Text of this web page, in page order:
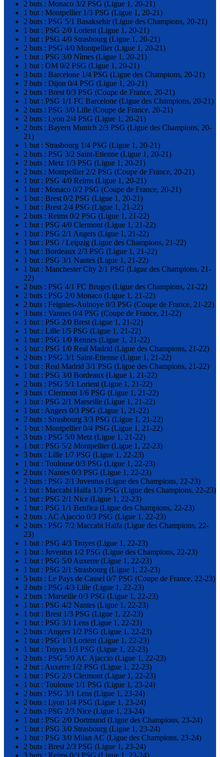
2 buts : Monaco 3/2 PSG (Ligue 1, 20-21)
1 but : Montpellier 1/3 PSG (Ligue 1, 20-21)
2 buts : PSG 5/1 Basaksehir (Ligue des Champions, 20-21)
1 but : PSG 2/0 Lorient (Ligue 1, 20-21)
1 but : PSG 4/0 Strasbourg (Ligue 1, 20-21)
2 buts : PSG 4/0 Montpellier (Ligue 1, 20-21)
1 but : PSG 3/0 Nîmes (Ligue 1, 20-21)
1 but : OM 0/2 PSG (Ligue 1, 20-21)
3 buts : Barcelone 1/4 PSG (Ligue des Champions, 20-21)
2 buts : Dijon 0/4 PSG (Ligue 1, 20-21)
2 buts : Brest 0/3 PSG (Coupe de France, 20-21)
1 but : PSG 1/1 FC Barcelone (Ligue des Champions, 20-21)
2 buts : PSG 3/0 Lille (Coupe de France, 20-21)
2 buts : Lyon 2/4 PSG (Ligue 1, 20-21)
2 buts : Bayern Munich 2/3 PSG (Ligue des Champions, 20-
21)
1 but : Strasbourg 1/4 PSG (Ligue 1, 20-21)
2 buts : PSG 3/2 Saint-Etienne (Ligue 1, 20-21)
2 buts : Metz 1/3 PSG (Ligue 1, 20-21)
2 buts : Montpellier 2/2 PSG (Coupe de France, 20-21)
1 but : PSG 4/0 Reims (Ligue 1, 20-21)
1 but : Monaco 0/2 PSG (Coupe de France, 20-21)
1 but : Brest 0/2 PSG (Ligue 1, 20-21)
1 but : Brest 2/4 PSG (Ligue 1, 21-22)
2 buts : Reims 0/2 PSG (Ligue 1, 21-22)
1 but : PSG 4/0 Clermont (Ligue 1, 21-22)
1 but : PSG 2/1 Angers (Ligue 1, 21-22)
1 but : PSG / Leipzig (Ligue des Champions, 21-22)
1 but : Bordeaux 2/3 PSG (Ligue 1, 21-22)
1 but : PSG 3/1 Nantes (Ligue 1, 21-22)
1 but : Manchester City 2/1 PSG (Ligue des Champions, 21-
22)
2 buts : PSG 4/1 FC Bruges (Ligue des Champions, 21-22)
2 buts : PSG 2/0 Monaco (Ligue 1, 21-22)
2 buts : Feignies-Aulnoye 0/3 PSG (Coupe de France, 21-22)
3 buts : Vannes 0/4 PSG (Coupe de France, 21-22)
1 but : PSG 2/0 Brest (Ligue 1, 21-22)
1 but : Lille 1/5 PSG (Ligue 1, 21-22)
1 but : PSG 1/0 Rennes (Ligue 1, 21-22)
1 but : PSG 1/0 Real Madrid (Ligue des Champions, 21-22)
2 buts : PSG 3/1 Saint-Etienne (Ligue 1, 21-22)
1 but : Real Madrid 3/1 PSG (Ligue des Champions, 21-22)
1 but : PSG 3/0 Bordeaux (Ligue 1, 21-22)
2 buts : PSG 5/1 Lorient (Ligue 1, 21-22)
3 buts : Clermont 1/6 PSG (Ligue 1, 21-22)
1 but : PSG 2/1 Marseille (Ligue 1, 21-22)
1 but : Angers 0/3 PSG (Ligue 1, 21-22)
2 buts : Strasbourg 3/3 PSG (Ligue 1, 21-22)
1 but : Montpellier 0/4 PSG (Ligue 1, 21-22)
3 buts : PSG 5/0 Metz (Ligue 1, 21-22)
1 but : PSG 5/2 Montpellier (Ligue 1, 22-23)
3 buts : Lille 1/7 PSG (Ligue 1, 22-23)
1 but : Toulouse 0/3 PSG (Ligue 1, 22-23)
2 buts : Nantes 0/3 PSG (Ligue 1, 22-23)
2 buts : PSG 2/1 Juventus (Ligue des Champions, 22-23)
1 but : Maccabi Haïfa 1/3 PSG (Ligue des Champions, 22-23)
1 but : PSG 2/1 Nice (Ligue 1, 22-23)
1 but : PSG 1/1 Benfica (Ligue des Champions, 22-23)
2 buts : AC Ajaccio 0/3 PSG (Ligue 1, 22-23)
2 buts : PSG 7/2 Maccabi Haïfa (Ligue des Champions, 22-
23)
1 but : PSG 4/3 Troyes (Ligue 1, 22-23)
1 but : Juventus 1/2 PSG (Ligue des Champions, 22-23)
1 but : PSG 5/0 Auxerre (Ligue 1, 22-23)
1 but : PSG 2/1 Strasbourg (Ligue 1, 22-23)
5 buts : Le Pays de Cassel 0/7 PSG (Coupe de France, 22-23)
2 buts : PSG 4/3 Lille (Ligue 1, 22-23)
2 buts : Marseille 0/3 PSG (Ligue 1, 22-23)
1 but : PSG 4/2 Nantes (Ligue 1, 22-23)
1 but : Brest 1/3 PSG (Ligue 1, 22-23)
1 but : PSG 3/1 Lens (Ligue 1, 22-23)
2 buts : Angers 1/2 PSG (Ligue 1, 22-23)
1 but : PSG 1/3 Lorient (Ligue 1, 22-23)
1 but : Troyes 1/3 PSG (Ligue 1, 22-23)
2 buts : PSG 5/0 AC Ajaccio (Ligue 1, 22-23)
2 but : Auxerre 1/2 PSG (Ligue 1, 22-23)
1 but : PSG 2/3 Clermont (Ligue 1, 22-23)
1 but : Toulouse 1/1 PSG (Ligue 1, 23-24)
2 buts : PSG 3/1 Lens (Ligue 1, 23-24)
2 buts : Lyon 1/4 PSG (Ligue 1, 23-24)
2 buts : PSG 2/3 Nice (Ligue 1, 23-24)
1 but : PSG 2/0 Dortmund (Ligue des Champions, 23-24)
1 but : PSG 3/0 Strasbourg (Ligue 1, 23-24)
1 but : PSG 3/0 Milan AC (Ligue des Champions, 23-24)
2 buts : Brest 2/3 PSG (Ligue 1, 23-24)
3 buts : Reims 0/3 PSG (Ligue 1, 23-24)